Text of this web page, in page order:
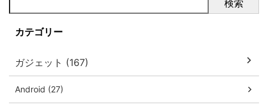
検索
カテゴリー
ガジェット (167)
Android (27)